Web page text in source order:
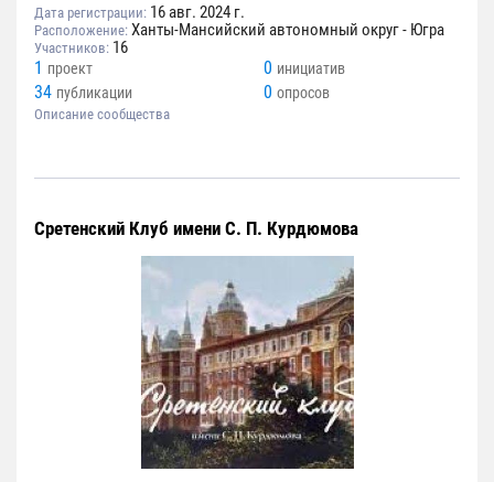
Дата регистрации: 16 авг. 2024 г.
Расположение: Ханты-Мансийский автономный округ - Югра
Участников: 16
1 проект 0 инициатив
34 публикации 0 опросов
Описание сообщества
Сретенский Клуб имени С. П. Курдюмова